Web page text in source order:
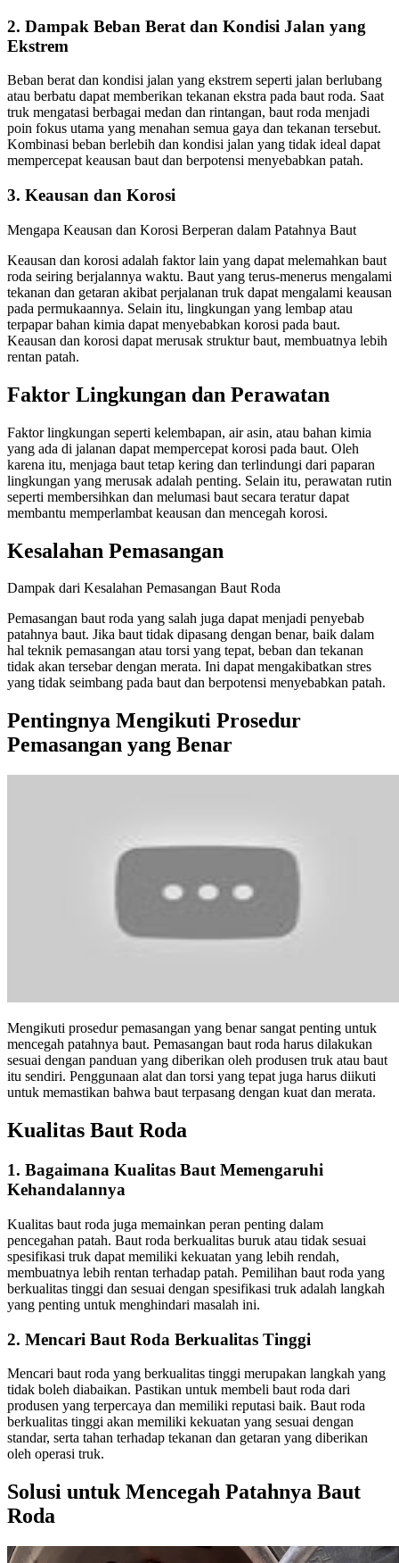
2. Dampak Beban Berat dan Kondisi Jalan yang
Ekstrem
Beban berat dan kondisi jalan yang ekstrem seperti jalan berlubang
atau berbatu dapat memberikan tekanan ekstra pada baut roda. Saat
truk mengatasi berbagai medan dan rintangan, baut roda menjadi
poin fokus utama yang menahan semua gaya dan tekanan tersebut.
Kombinasi beban berlebih dan kondisi jalan yang tidak ideal dapat
mempercepat keausan baut dan berpotensi menyebabkan patah.
3. Keausan dan Korosi
Mengapa Keausan dan Korosi Berperan dalam Patahnya Baut
Keausan dan korosi adalah faktor lain yang dapat melemahkan baut
roda seiring berjalannya waktu. Baut yang terus-menerus mengalami
tekanan dan getaran akibat perjalanan truk dapat mengalami keausan
pada permukaannya. Selain itu, lingkungan yang lembap atau
terpapar bahan kimia dapat menyebabkan korosi pada baut.
Keausan dan korosi dapat merusak struktur baut, membuatnya lebih
rentan patah.
Faktor Lingkungan dan Perawatan
Faktor lingkungan seperti kelembapan, air asin, atau bahan kimia
yang ada di jalanan dapat mempercepat korosi pada baut. Oleh
karena itu, menjaga baut tetap kering dan terlindungi dari paparan
lingkungan yang merusak adalah penting. Selain itu, perawatan rutin
seperti membersihkan dan melumasi baut secara teratur dapat
membantu memperlambat keausan dan mencegah korosi.
Kesalahan Pemasangan
Dampak dari Kesalahan Pemasangan Baut Roda
Pemasangan baut roda yang salah juga dapat menjadi penyebab
patahnya baut. Jika baut tidak dipasang dengan benar, baik dalam
hal teknik pemasangan atau torsi yang tepat, beban dan tekanan
tidak akan tersebar dengan merata. Ini dapat mengakibatkan stres
yang tidak seimbang pada baut dan berpotensi menyebabkan patah.
Pentingnya Mengikuti Prosedur
Pemasangan yang Benar
Mengikuti prosedur pemasangan yang benar sangat penting untuk
mencegah patahnya baut. Pemasangan baut roda harus dilakukan
sesuai dengan panduan yang diberikan oleh produsen truk atau baut
itu sendiri. Penggunaan alat dan torsi yang tepat juga harus diikuti
untuk memastikan bahwa baut terpasang dengan kuat dan merata.
Kualitas Baut Roda
1. Bagaimana Kualitas Baut Memengaruhi
Kehandalannya
Kualitas baut roda juga memainkan peran penting dalam
pencegahan patah. Baut roda berkualitas buruk atau tidak sesuai
spesifikasi truk dapat memiliki kekuatan yang lebih rendah,
membuatnya lebih rentan terhadap patah. Pemilihan baut roda yang
berkualitas tinggi dan sesuai dengan spesifikasi truk adalah langkah
yang penting untuk menghindari masalah ini.
2. Mencari Baut Roda Berkualitas Tinggi
Mencari baut roda yang berkualitas tinggi merupakan langkah yang
tidak boleh diabaikan. Pastikan untuk membeli baut roda dari
produsen yang terpercaya dan memiliki reputasi baik. Baut roda
berkualitas tinggi akan memiliki kekuatan yang sesuai dengan
standar, serta tahan terhadap tekanan dan getaran yang diberikan
oleh operasi truk.
Solusi untuk Mencegah Patahnya Baut
Roda